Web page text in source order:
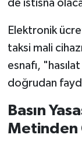
de istisna
Elektronik
taksi mali
esnafı,
doğrudan
Basın
Metinden